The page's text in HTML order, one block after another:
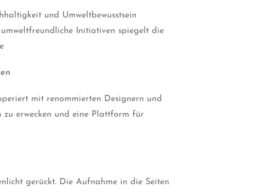
und Umweltbewusstsein
Initiativen spiegelt die
mit renommierten Designern und
zu erwecken und eine Plattform für
gerückt. Die Aufnahme in die Seiten